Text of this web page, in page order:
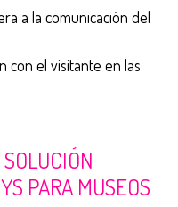
a la comunicación del
con el visitante en las
PARA MUSEOS